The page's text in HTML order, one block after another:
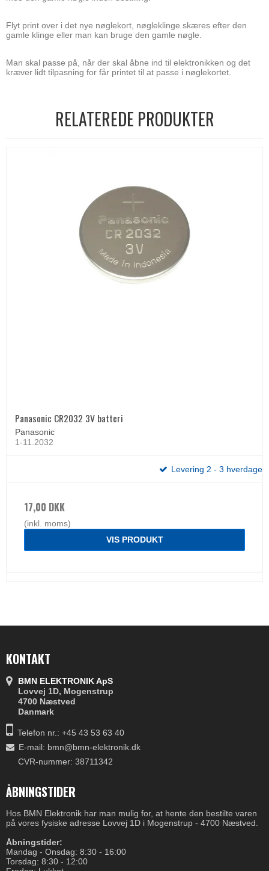
Flyt print over i det nye nøglekort, nøgleklinge skæres efter den
gamle klinge eller man kan bruge den gamle nøgle.
Man skal passe på, når der skal åbne ind til elektronikken og det
kræver lidt tilpasning for får printet til at passe i nøglekortet.
RELATEREDE PRODUKTER
Panasonic CR2032 3V batteri
Panasonic
1-11.2032
Levering 2 - 3 hverdage
17,00 DKK
(inkl. moms)
VIS PRODUKT
KONTAKT
BMN ELEKTRONIK ApS
Lovvej 1D, Mogenstrup
4700 Næstved
Danmark
Telefon nr.: +45 43 53 63 40
E-mail: bmn@bmn-elektronik.dk
CVR-nummer: 38711342
ÅBNINGSTIDER
Hos BMN Elektronik har man mulig for, at hente den bestilte varen
på vores fysiske adresse Lovvej 1D i Mogenstrup - 4700 Næstved.
Åbningstider:
Mandag - Onsdag: 8:30 - 16:00
Torsdag: 8:30 - 12:00